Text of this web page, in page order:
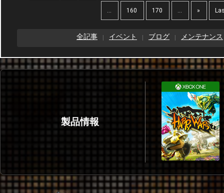
... 160 170 ... »
全記事 イベント ブログ メンテナンス
製品情報